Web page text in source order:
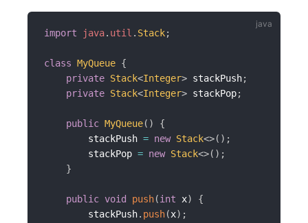
import java. util . Stack;
class MyQueue {
private Stack<Integer> stackPush;
private Stack<Integer> stackPop;
public MyQueue( )
{
        stackPush
= new Stack<>( ) ;
        stackPop
= new Stack<>( ) ;
}
public void push(int x)
{
        stackPush
. push(x) ;